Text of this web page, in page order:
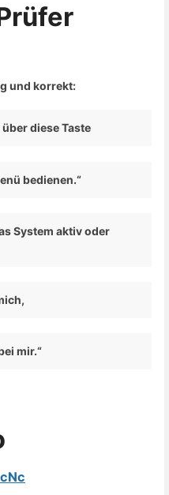
und korrekt:
diese Taste
bedienen.“
System aktiv oder
mir.“